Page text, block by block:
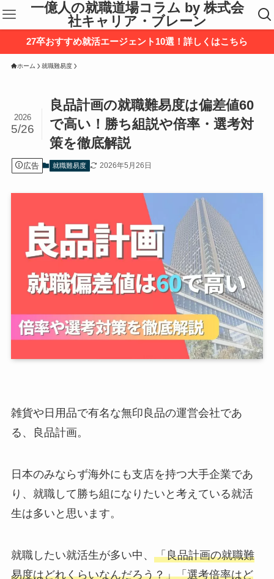
一億人の就職道場コラム by 株式会
社キャリア・ブレーン
27卒おすすめ就活エージェント10選！詳しくはこちら
ホーム 就職難易度
良品計画の就職難易度は偏差値60
で高い！勝ち組説や倍率・選考対
策を徹底解説
2026
5/26
広告 就職難易度 2026年5月26日
雑貨や日用品で有名な無印良品の運営会社であ
る、良品計画。
日本のみならず海外にも支店を持つ大手企業であ
り、就職して勝ち組になりたいと考えている就活
生は多いと思います。
就職したい就活生が多い中、 「良品計画の就職難
易度はどれくらいなんだろう？」「選考倍率はど